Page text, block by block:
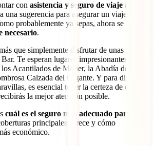
con asistencia y seguro de viaje a
una sugerencia para asegurar un viaje sin
probablemente ya sepas, ahora se ha
necesario.
que simplemente disfrutar de unas
Bar. Te esperan lugares impresionantes como
Acantilados de Moher, la Abadía de
Calzada del Gigante. Y para disfrutar
es esencial tener la certeza de que, sin
la mejor atención posible.
cuál es el seguro más adecuado para tu
principales ofrece y cómo
económico.